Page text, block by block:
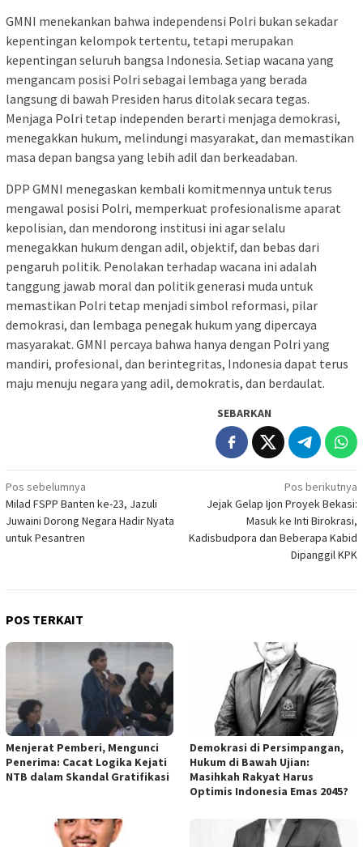
GMNI menekankan bahwa independensi Polri bukan sekadar
kepentingan kelompok tertentu, tetapi merupakan
kepentingan seluruh bangsa Indonesia. Setiap wacana yang
mengancam posisi Polri sebagai lembaga yang berada
langsung di bawah Presiden harus ditolak secara tegas.
Menjaga Polri tetap independen berarti menjaga demokrasi,
menegakkan hukum, melindungi masyarakat, dan memastikan
masa depan bangsa yang lebih adil dan berkeadaban.
DPP GMNI menegaskan kembali komitmennya untuk terus
mengawal posisi Polri, memperkuat profesionalisme aparat
kepolisian, dan mendorong institusi ini agar selalu
menegakkan hukum dengan adil, objektif, dan bebas dari
pengaruh politik. Penolakan terhadap wacana ini adalah
tanggung jawab moral dan politik generasi muda untuk
memastikan Polri tetap menjadi simbol reformasi, pilar
demokrasi, dan lembaga penegak hukum yang dipercaya
masyarakat. GMNI percaya bahwa hanya dengan Polri yang
mandiri, profesional, dan berintegritas, Indonesia dapat terus
maju menuju negara yang adil, demokratis, dan berdaulat.
SEBARKAN
Navigasi
pos
Pos sebelumnya
Milad FSPP Banten ke-23, Jazuli
Juwaini Dorong Negara Hadir Nyata
untuk Pesantren
Pos berikutnya
Jejak Gelap Ijon Proyek Bekasi:
Masuk ke Inti Birokrasi,
Kadisbudpora dan Beberapa Kabid
Dipanggil KPK
POS TERKAIT
Menjerat Pemberi, Mengunci
Penerima: Cacat Logika Kejati
NTB dalam Skandal Gratifikasi
Demokrasi di Persimpangan,
Hukum di Bawah Ujian:
Masihkah Rakyat Harus
Optimis Indonesia Emas 2045?